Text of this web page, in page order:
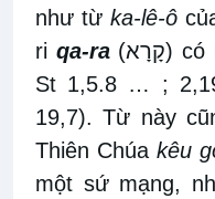
như từ ka-lê-ô
ri qa-ra(קָרָא) có
St 1,5.8 … ;
19,7). Từ này
Thiên Chúa kêu
một sứ mạng,